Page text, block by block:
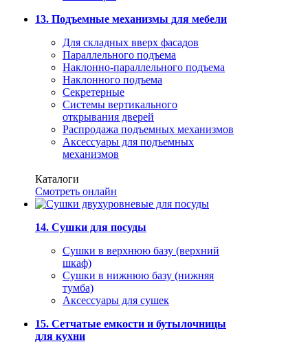
13. Подъемные механизмы для мебели
Для складных вверх фасадов
Параллельного подъема
Наклонно-параллельного подъема
Наклонного подъема
Секретерные
Системы вертикального
открывания дверей
Распродажа подъемных механизмов
Аксессуары для подъемных
механизмов
Каталоги
Смотреть онлайн
14. Сушки для посуды
Сушки в верхнюю базу (верхний
шкаф)
Сушки в нижнюю базу (нижняя
тумба)
Аксессуары для сушек
15. Сетчатые емкости и бутылочницы
для кухни